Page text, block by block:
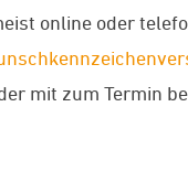
online oder
mit zum Termin